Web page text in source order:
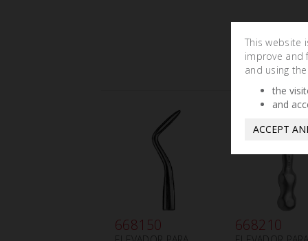
668150 668210
This website
improve and
and using
the
and
ACCEPT